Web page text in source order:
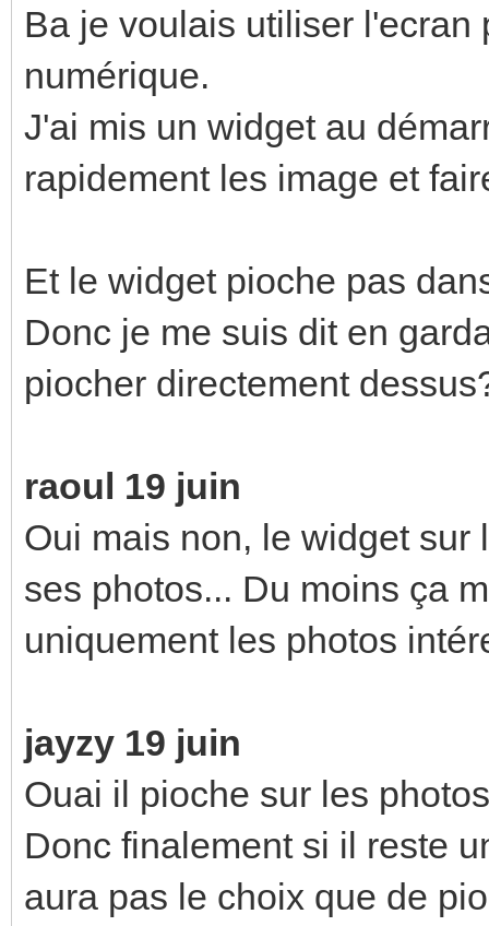
Ba je voulais utiliser l'ecran
numérique.
J'ai mis un widget au
rapidement les image et
Et le widget pioche pas
Donc je me suis dit en
piocher directement
raoul 19 juin
Oui mais non, le widget
ses photos... Du moins ça
uniquement les photos
jayzy 19 juin
Ouai il pioche sur les
Donc finalement si il reste
aura pas le choix que de